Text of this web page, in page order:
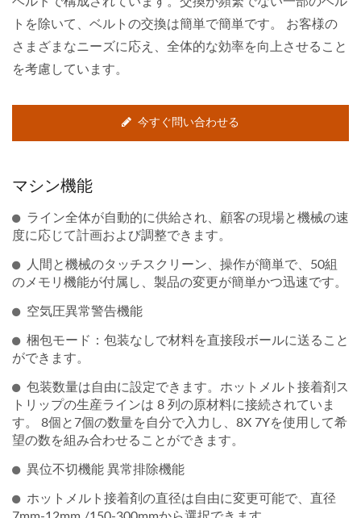
トを除いて、ベルトの交換は簡単で簡単です。 お客様の
さまざまなニーズに応え、全体的な効率を向上させること
を考慮しています。
今すぐ問い合わせる
マシン機能
ライン全体が自動的に供給され、顧客の現場と機械の速
度に応じて計画および調整できます。
人間と機械のタッチスクリーン、操作が簡単で、50組
のメモリ機能が付属し、製品の変更が簡単かつ迅速です。
空気圧異常警告機能
梱包モード：包装なしで材料を直接段ボールに送ること
ができます。
包装数量は自由に設定できます。ホットメルト接着剤ス
トリップの生産ラインは 8 列の原材料に接続されていま
す。 8個と7個の数量を自分で入力し、8X 7Yを使用して希
望の数を組み合わせることができます。
異位不切機能 異常排除機能
ホットメルト接着剤の直径は自由に変更可能で、直径